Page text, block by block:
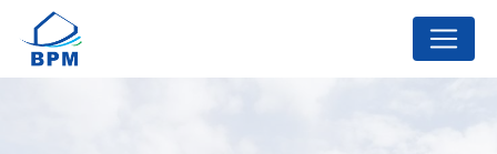
Panneau de gestion des cookies